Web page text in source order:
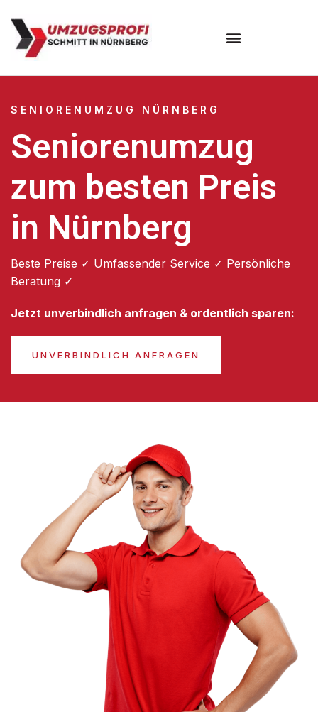
SENIORENUMZUG NÜRNBERG
Seniorenumzug
zum besten Preis
in Nürnberg
Beste Preise ✓ Umfassender Service ✓ Persönliche
Beratung ✓
Jetzt unverbindlich anfragen & ordentlich sparen:
UNVERBINDLICH ANFRAGEN